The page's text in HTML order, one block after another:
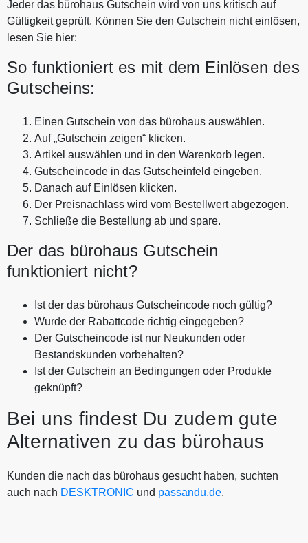
Jeder das bürohaus Gutschein wird von uns kritisch auf
Gültigkeit geprüft. Können Sie den Gutschein nicht einlösen,
lesen Sie hier:
So funktioniert es mit dem Einlösen des
Gutscheins:
Einen Gutschein von das bürohaus auswählen.
Auf „Gutschein zeigen“ klicken.
Artikel auswählen und in den Warenkorb legen.
Gutscheincode in das Gutscheinfeld eingeben.
Danach auf Einlösen klicken.
Der Preisnachlass wird vom Bestellwert abgezogen.
Schließe die Bestellung ab und spare.
Der das bürohaus Gutschein
funktioniert nicht?
Ist der das bürohaus Gutscheincode noch gültig?
Wurde der Rabattcode richtig eingegeben?
Der Gutscheincode ist nur Neukunden oder
Bestandskunden vorbehalten?
Ist der Gutschein an Bedingungen oder Produkte
geknüpft?
Bei uns findest Du zudem gute
Alternativen zu das bürohaus
Kunden die nach das bürohaus gesucht haben, suchten
auch nach DESKTRONIC und passandu.de.